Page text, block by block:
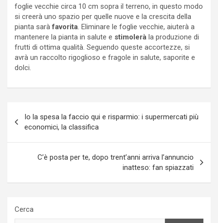
foglie vecchie circa 10 cm sopra il terreno, in questo modo
si creerà uno spazio per quelle nuove e la crescita della
pianta saràfavorita. Eliminare le foglie vecchie, aiuterà a
mantenere la pianta in salute e stimolerà la produzione di
frutti di ottima qualità. Seguendo queste accortezze, si
avrà un raccolto rigoglioso e fragole in salute, saporite e
dolci.
articoli
Io la spesa la faccio qui e risparmio: i supermercati più
economici, la classifica
C’è posta per te, dopo trent’anni arriva l’annuncio
inatteso: fan spiazzati
Cerca